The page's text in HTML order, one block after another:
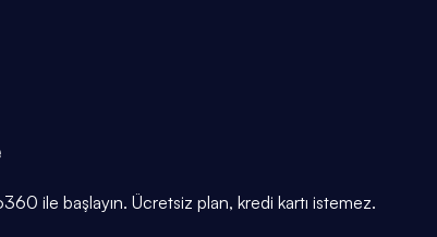
ile başlayın. Ücretsiz plan, kredi kartı istemez.